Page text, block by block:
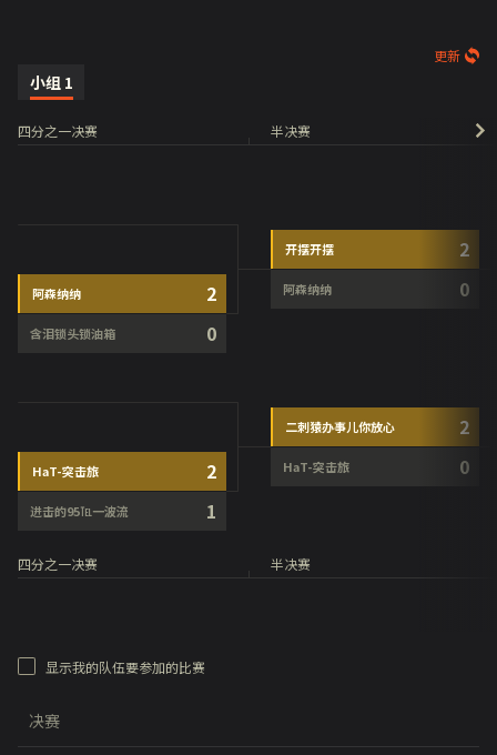
更新
小组 1
四分之一决赛
阿森纳纳 2
含泪锁头锁油箱 0
HaT-突击旅 2
进击的95℡一波流 1
半决赛
开摆开摆 2
阿森纳纳 0
二刺猿办事儿你放心 2
HaT-突击旅 0
四分之一决赛 半决赛
显示我的队伍要参加的比赛
决赛